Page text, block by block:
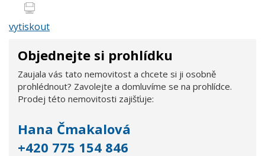
vytiskout
Objednejte si prohlídku
Zaujala vás tato nemovitost a chcete si ji osobně
prohlédnout? Zavolejte a domluvíme se na prohlídce.
Prodej této nemovitosti zajišťuje:
Hana Čmakalová
+420 775 154 846